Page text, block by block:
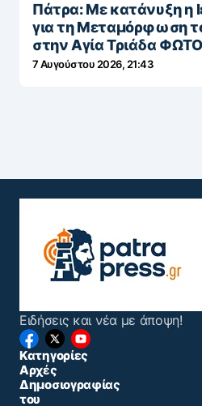
Πάτρα: Με κατάνυξη η
για τη Μεταμόρφωση
στην Αγία Τριάδα ΦΩΤΟ
7 Αυγούστου 2026, 21:43
Ειδήσεις και νέα με άποψη!
Κατηγορίες
Αρχές
Δημοσιογραφίας
του